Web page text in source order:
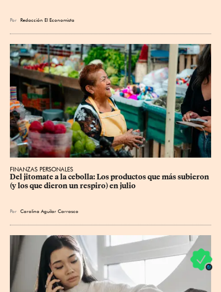
Por Redacción El Economista
FINANZAS PERSONALES
Del jitomate a la cebolla: Los productos que más subieron
(y los que dieron un respiro) en julio
Por Carolina Aguilar Carrasco